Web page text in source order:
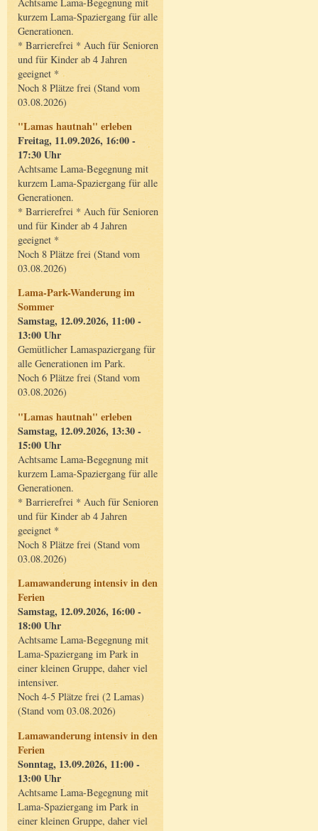
kurzem Lama-Spaziergang für alle
Generationen.
* Barrierefrei * Auch für Senioren
und für Kinder ab 4 Jahren
geeignet *
Noch 8 Plätze frei (Stand vom
03.08.2026)
"Lamas hautnah" erleben
Freitag, 11.09.2026, 16:00 -
17:30 Uhr
Achtsame Lama-Begegnung mit
kurzem Lama-Spaziergang für alle
Generationen.
* Barrierefrei * Auch für Senioren
und für Kinder ab 4 Jahren
geeignet *
Noch 8 Plätze frei (Stand vom
03.08.2026)
Lama-Park-Wanderung im
Sommer
Samstag, 12.09.2026, 11:00 -
13:00 Uhr
Gemütlicher Lamaspaziergang für
alle Generationen im Park.
Noch 6 Plätze frei (Stand vom
03.08.2026)
"Lamas hautnah" erleben
Samstag, 12.09.2026, 13:30 -
15:00 Uhr
Achtsame Lama-Begegnung mit
kurzem Lama-Spaziergang für alle
Generationen.
* Barrierefrei * Auch für Senioren
und für Kinder ab 4 Jahren
geeignet *
Noch 8 Plätze frei (Stand vom
03.08.2026)
Lamawanderung intensiv in den
Ferien
Samstag, 12.09.2026, 16:00 -
18:00 Uhr
Achtsame Lama-Begegnung mit
Lama-Spaziergang im Park in
einer kleinen Gruppe, daher viel
intensiver.
Noch 4-5 Plätze frei (2 Lamas)
(Stand vom 03.08.2026)
Lamawanderung intensiv in den
Ferien
Sonntag, 13.09.2026, 11:00 -
13:00 Uhr
Achtsame Lama-Begegnung mit
Lama-Spaziergang im Park in
einer kleinen Gruppe, daher viel